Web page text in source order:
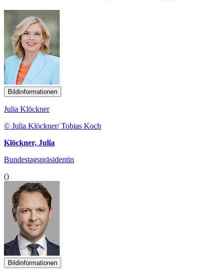
Bildinformationen
Julia Klöckner
© Julia Klöckner/ Tobias Koch
Klöckner, Julia
Bundestagspräsidentin
()
Bildinformationen